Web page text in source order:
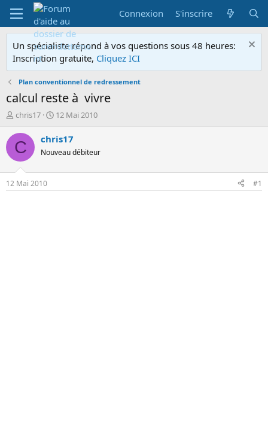
Connexion S'inscrire
Un spécialiste répond à vos questions sous 48 heures:
Inscription gratuite, Cliquez ICI
Plan conventionnel de redressement
calcul reste à vivre
A
t
e
r
d
e
chris17
D
t
d
é
12 Mai 2010
C chris17
Nouveau débiteur
12 Mai 2010 #1